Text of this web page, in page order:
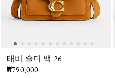
태비 숄더 백 26
₩790,000